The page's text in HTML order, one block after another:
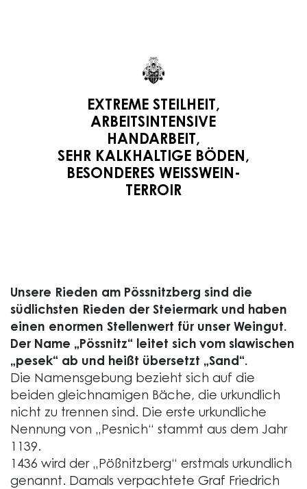
EXTREME STEILHEIT,
ARBEITSINTENSIVE
HANDARBEIT,
SEHR KALKHALTIGE BÖDEN,
BESONDERES WEISSWEIN-
TERROIR
Unsere Rieden am Pössnitzberg sind die
südlichsten Rieden der Steiermark und haben
einen enormen Stellenwert für unser Weingut.
Der Name „Pössnitz“ leitet sich vom slawischen
„pesek“ ab und heißt übersetzt „Sand“.
Die Namensgebung bezieht sich auf die
beiden gleichnamigen Bäche, die urkundlich
nicht zu trennen sind. Die erste urkundliche
Nennung von „Pesnich“ stammt aus dem Jahr
1139.
1436 wird der „Pößnitzberg“ erstmals urkundlich
genannt. Damals verpachtete Graf Friedrich